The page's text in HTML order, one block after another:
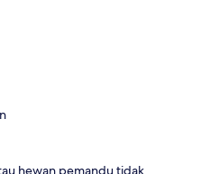
hewan pemandu tidak